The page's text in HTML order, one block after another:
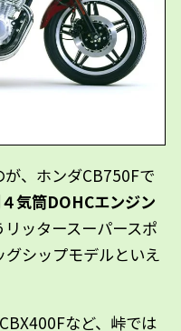
、ホンダCB750Fで
気筒DOHCエンジン
ッタースーパースポ
シップモデルといえ
など、峠では